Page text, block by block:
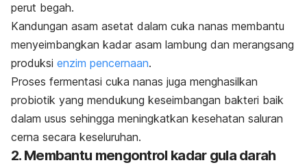
perut begah.
Kandungan asam asetat dalam cuka nanas membantu
menyeimbangkan kadar asam lambung dan merangsang
produksi enzim pencernaan.
Proses fermentasi cuka nanas juga menghasilkan
probiotik yang mendukung keseimbangan bakteri baik
dalam usus sehingga meningkatkan kesehatan saluran
cerna secara keseluruhan.
2. Membantu mengontrol kadar gula darah